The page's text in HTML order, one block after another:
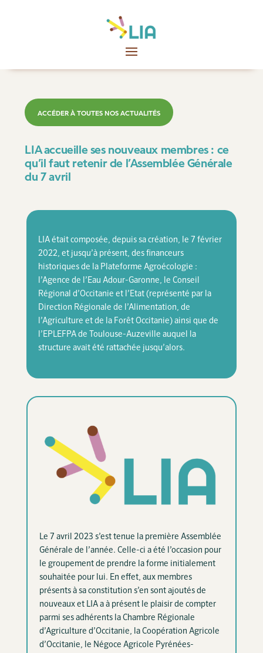
ACCÉDER À TOUTES NOS ACTUALITÉS
LIA accueille ses nouveaux membres : ce
qu’il faut retenir de l’Assemblée Générale
du 7 avril
LIA était composée, depuis sa création, le 7 février
2022, et jusqu’à présent, des financeurs
historiques de la Plateforme Agroécologie :
l’Agence de l’Eau Adour-Garonne, le Conseil
Régional d’Occitanie et l’Etat (représenté par la
Direction Régionale de l’Alimentation, de
l’Agriculture et de la Forêt Occitanie) ainsi que de
l’EPLEFPA de Toulouse-Auzeville auquel la
structure avait été rattachée jusqu’alors.
Le 7 avril 2023 s’est tenue la première Assemblée
Générale de l’année. Celle-ci a été l’occasion pour
le groupement de prendre la forme initialement
souhaitée pour lui. En effet, aux membres
présents à sa constitution s’en sont ajoutés de
nouveaux et LIA a à présent le plaisir de compter
parmi ses adhérents la Chambre Régionale
d’Agriculture d’Occitanie, la Coopération Agricole
d’Occitanie, le Négoce Agricole Pyrénées-